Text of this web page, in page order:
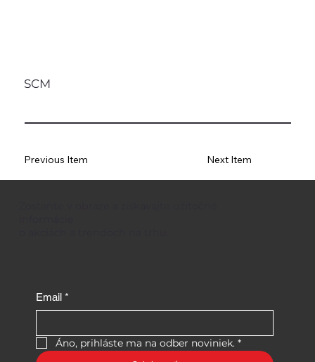
SCM
Previous Item Next Item
Email *
Áno, prihláste ma na odber noviniek. *